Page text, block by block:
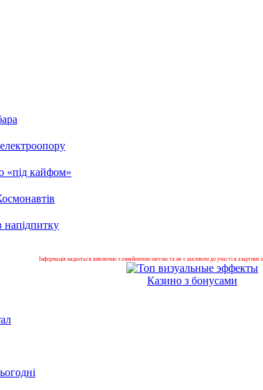
«під кайфом»
напідпитку
Інформація надається виключно з ознайомчою метою та не є закликом до участі в азартних
Казино з бонусами